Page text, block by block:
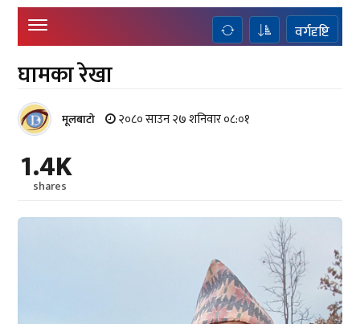
वर्गदृष्टि
घामका रेखा
मूलबाटाे २०८० साउन २७ शनिवार ०८:०१
1.4K
shares